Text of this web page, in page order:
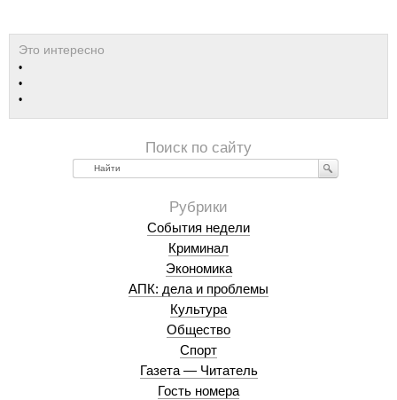
Найти
События недели
Криминал
Экономика
АПК: дела и проблемы
Культура
Общество
Спорт
Газета — Читатель
Гость номера